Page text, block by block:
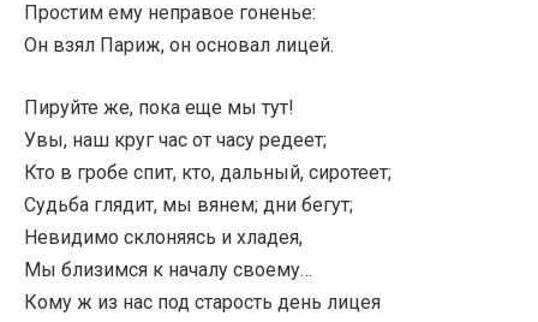
Простим ему неправое гоненье:
Он взял Париж, он основал лицей.
Пируйте же, пока еще мы тут!
Увы, наш круг час от часу редеет;
Кто в гробе спит, кто, дальный, сиротеет;
Судьба глядит, мы вянем; дни бегут;
Невидимо склоняясь и хладея,
Мы близимся к началу своему…
Кому ж из нас под старость день лицея